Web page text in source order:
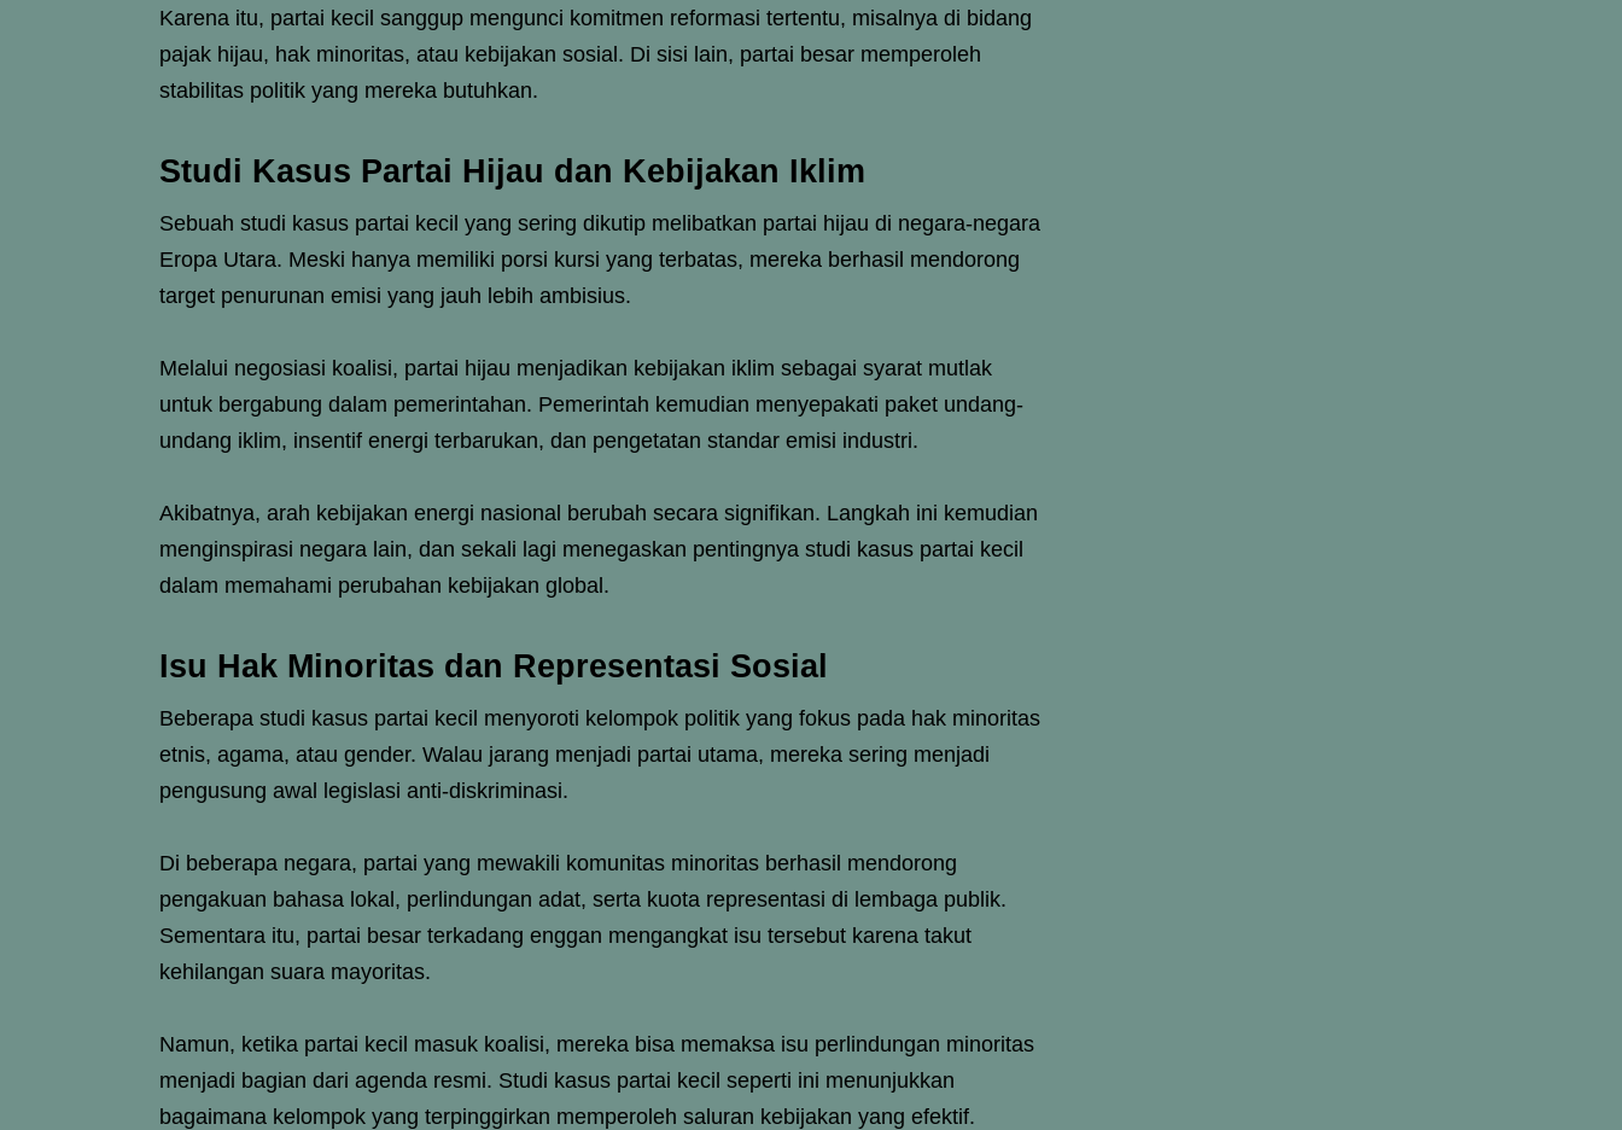
Karena itu, partai kecil sanggup mengunci komitmen reformasi tertentu, misalnya di bidang
pajak hijau, hak minoritas, atau kebijakan sosial. Di sisi lain, partai besar memperoleh
stabilitas politik yang mereka butuhkan.
Studi Kasus Partai Hijau dan Kebijakan Iklim
Sebuah studi kasus partai kecil yang sering dikutip melibatkan partai hijau di negara-negara
Eropa Utara. Meski hanya memiliki porsi kursi yang terbatas, mereka berhasil mendorong
target penurunan emisi yang jauh lebih ambisius.
Melalui negosiasi koalisi, partai hijau menjadikan kebijakan iklim sebagai syarat mutlak
untuk bergabung dalam pemerintahan. Pemerintah kemudian menyepakati paket undang-
undang iklim, insentif energi terbarukan, dan pengetatan standar emisi industri.
Akibatnya, arah kebijakan energi nasional berubah secara signifikan. Langkah ini kemudian
menginspirasi negara lain, dan sekali lagi menegaskan pentingnya studi kasus partai kecil
dalam memahami perubahan kebijakan global.
Isu Hak Minoritas dan Representasi Sosial
Beberapa studi kasus partai kecil menyoroti kelompok politik yang fokus pada hak minoritas
etnis, agama, atau gender. Walau jarang menjadi partai utama, mereka sering menjadi
pengusung awal legislasi anti-diskriminasi.
Di beberapa negara, partai yang mewakili komunitas minoritas berhasil mendorong
pengakuan bahasa lokal, perlindungan adat, serta kuota representasi di lembaga publik.
Sementara itu, partai besar terkadang enggan mengangkat isu tersebut karena takut
kehilangan suara mayoritas.
Namun, ketika partai kecil masuk koalisi, mereka bisa memaksa isu perlindungan minoritas
menjadi bagian dari agenda resmi. Studi kasus partai kecil seperti ini menunjukkan
bagaimana kelompok yang terpinggirkan memperoleh saluran kebijakan yang efektif.